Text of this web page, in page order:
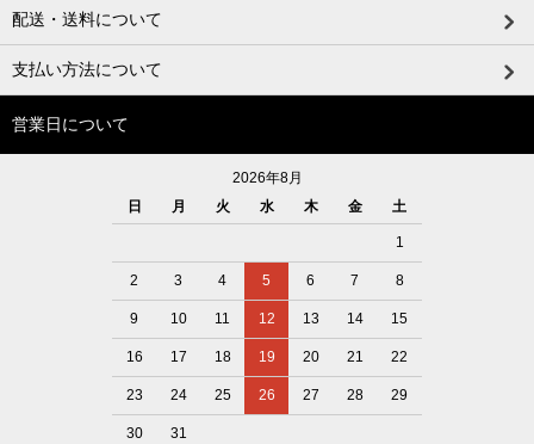
配送・送料について
支払い方法について
営業日について
2026年8月
日
月 火 水 木 金 土
1
2 3 4 5 6 7 8
9 10 11 12 13 14 15
16 17 18 19 20 21 22
23 24 25 26 27 28 29
30 31